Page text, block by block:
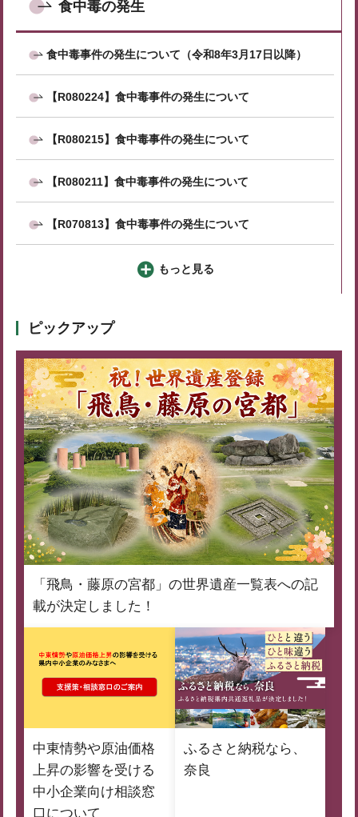
食中毒の発生
食中毒事件の発生について（令和8年3月17日以降）
【R080224】食中毒事件の発生について
【R080215】食中毒事件の発生について
【R080211】食中毒事件の発生について
【R070813】食中毒事件の発生について
もっと見る
ピックアップ
「飛鳥・藤原の宮都」の世界遺産一覧表への記
載が決定しました！
中東情勢や原油価格
上昇の影響を受ける
中小企業向け相談窓
口について
ふるさと納税なら、
奈良